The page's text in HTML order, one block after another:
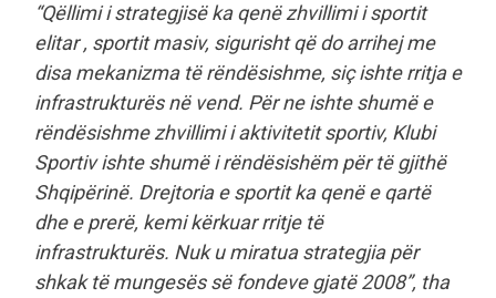
“Qëllimi i strategjisë ka qenë zhvillimi i sportit
elitar , sportit masiv, sigurisht që do arrihej me
disa mekanizma të rëndësishme, siç ishte rritja e
infrastrukturës në vend. Për ne ishte shumë e
rëndësishme zhvillimi i aktivitetit sportiv, Klubi
Sportiv ishte shumë i rëndësishëm për të gjithë
Shqipërinë. Drejtoria e sportit ka qenë e qartë
dhe e prerë, kemi kërkuar rritje të
infrastrukturës. Nuk u miratua strategjia për
shkak të mungesës së fondeve gjatë 2008”, tha